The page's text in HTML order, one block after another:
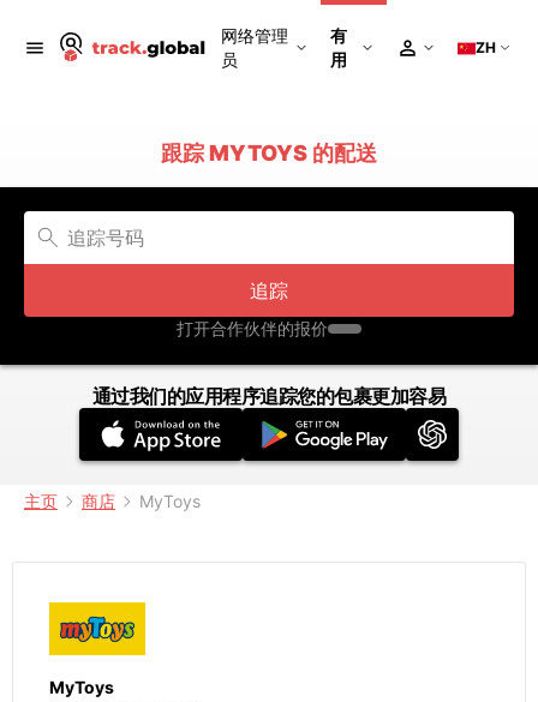
网络管理
员
有
用
ZH
跟踪 MYTOYS 的配送
追踪
打开合作伙伴的报价
通过我们的应用程序追踪您的包裹更加容易
主页 商店 MyToys
MyToys